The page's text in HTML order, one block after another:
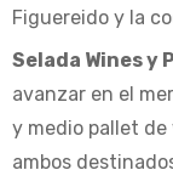
Figuereido y la
Selada Wines y
avanzar en el
y medio pallet
ambos